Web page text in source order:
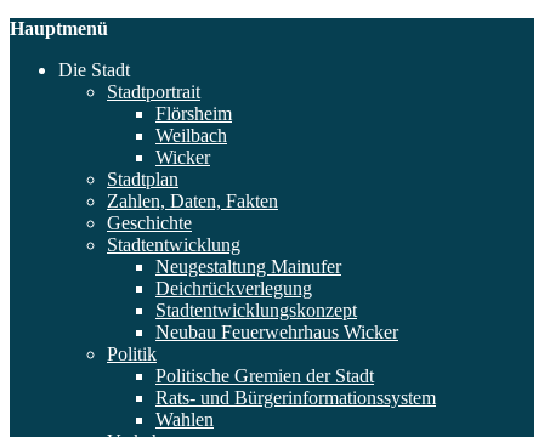
Hauptmenü
Die Stadt
Stadtportrait
Flörsheim
Weilbach
Wicker
Stadtplan
Zahlen, Daten, Fakten
Geschichte
Stadtentwicklung
Neugestaltung Mainufer
Deichrückverlegung
Stadtentwicklungskonzept
Neubau Feuerwehrhaus Wicker
Politik
Politische Gremien der Stadt
Rats- und Bürgerinformationssystem
Wahlen